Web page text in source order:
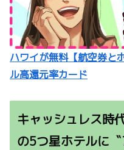
ハワイが無料【航空券と
ル高還元率カード
キャッシュレス時
の5つ星ホテルに〝